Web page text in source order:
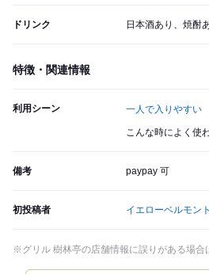
ドリンク 日本酒あり、焼酎
特徴・関連情報
利用シーン 一人で入りやすい
こんな時によく使
備考 paypay 可
初投稿者 イエローベルモント
※グリル 樹林亭の店舗情報に誤りがある場合